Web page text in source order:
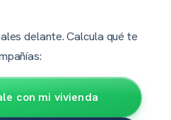
delante. Calcula qué te
con mi vivienda